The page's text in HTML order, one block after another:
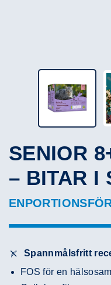
SENIOR
– BITAR I
Spannmålsfritt
FOS för en